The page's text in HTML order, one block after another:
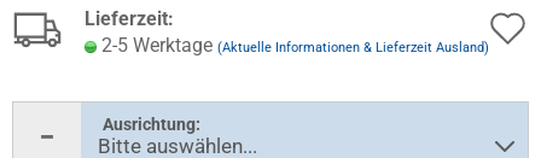
Lieferzeit:
2-5 Werktage (Aktuelle Informationen & Lieferzeit Ausland)
Ausrichtung: